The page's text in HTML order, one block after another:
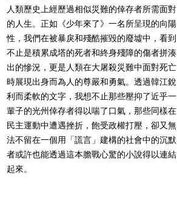
人類歷史上經歷過相似災難的倖存者所需面對
的人生。正如《少年來了》一名所呈現的向陽
性，我們在被暴戾和殘酷摧毀的廢墟中，看到
不止是積累成塔的死者和終身殘障的傷者拼湊
出的慘況，更是人類在大屠殺災難中面對死亡
時展現出身而為人的尊嚴和勇氣。透過韓江銳
利而柔軟的文字，我想不止那些壓抑了近乎一
輩子的光州倖存者得以喘了口氣，那些同樣在
民主運動中遭遇挫折，飽受政權打壓，卻又無
法不留在一個用「謊言」建構的社會中的沉默
者或許也能透過這本膽戰心驚的小說得以連結
起來。